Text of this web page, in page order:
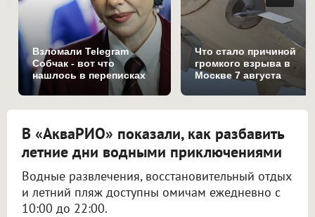
Взломали Telegram
Собчак - вот что
нашлось в переписках
Что стало причиной
громкого взрыва в
Москве 7 августа
В «АкваРИО» показали, как разбавить
летние дни водными приключениями
Водные развлечения, восстановительный отдых
и летний пляж доступны омичам ежедневно с
10:00 до 22:00.